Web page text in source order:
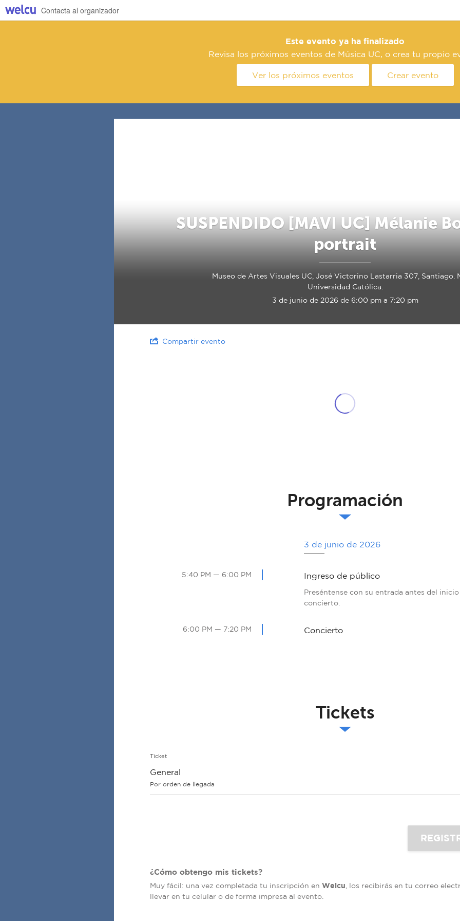
Contacta al organizador
Este evento ya ha finalizado
Revisa los próximos eventos de Música UC, o crea tu propio
Ver los próximos eventos Crear evento
SUSPENDIDO [MAVI UC] Mélanie
portrait
Museo de Artes Visuales UC, José Victorino Lastarria 307, Santiago.
Universidad Católica.
3 de junio de 2026 de 6:00 pm a 7:20 pm
Compartir evento
Programación
3 de junio de 2026
5:40 PM — 6:00 PM Ingreso de público
Preséntense con su entrada antes del
concierto.
6:00 PM — 7:20 PM Concierto
Tickets
Ticket
General
Por orden de llegada
¿Cómo obtengo mis tickets?
Muy fácil: una vez completada tu inscripción en Welcu , los recibirás en tu correo
llevar en tu celular o de forma impresa al evento.